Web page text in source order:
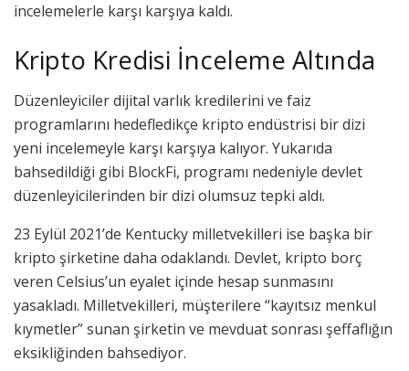
incelemelerle karşı karşıya kaldı.
Kripto Kredisi İnceleme Altında
Düzenleyiciler dijital varlık kredilerini ve faiz
programlarını hedefledikçe kripto endüstrisi bir dizi
yeni incelemeyle karşı karşıya kalıyor. Yukarıda
bahsedildiği gibi BlockFi, programı nedeniyle devlet
düzenleyicilerinden bir dizi olumsuz tepki aldı.
23 Eylül 2021’de Kentucky milletvekilleri ise başka bir
kripto şirketine daha odaklandı. Devlet, kripto borç
veren Celsius’un eyalet içinde hesap sunmasını
yasakladı. Milletvekilleri, müşterilere “kayıtsız menkul
kıymetler” sunan şirketin ve mevduat sonrası şeffaflığın
eksikliğinden bahsediyor.